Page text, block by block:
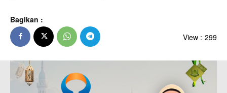
Bagikan :
View : 299